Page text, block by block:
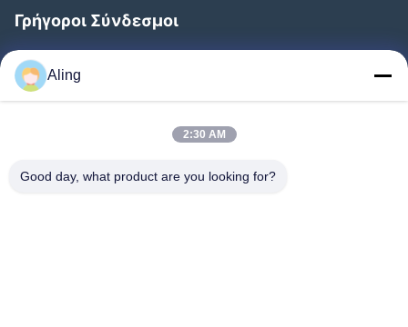
Γρήγοροι Σύνδεσμοι
Αρχική Σελίδα
Προϊόντα
Γύρος Εργοστασίων
Aling
2:30 AM
Good day, what product are you looking for?